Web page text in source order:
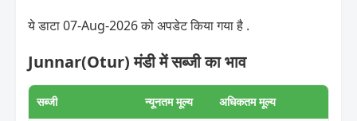
ये डाटा 07-Aug-2026 को अपडेट किया गया है .
Junnar(Otur) मंडी में सब्जी का भाव
सब्जी न्यूनतम मूल्य अधिकतम मूल्य